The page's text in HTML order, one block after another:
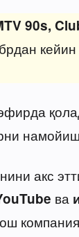
90s,
акс
ва